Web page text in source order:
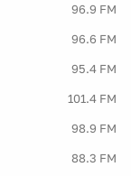
96.9 FM
96.6 FM
95.4 FM
101.4 FM
98.9 FM
88.3 FM